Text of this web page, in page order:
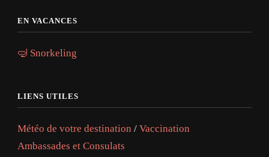
EN VACANCES
🤿 Snorkeling
LIENS UTILES
Météo de votre destination / Vaccination
Ambassades et Consulats